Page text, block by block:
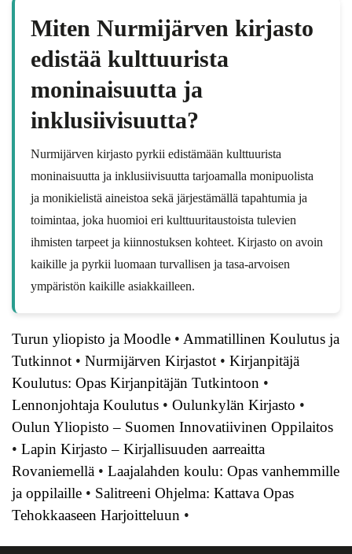
Miten Nurmijärven kirjasto
edistää kulttuurista
moninaisuutta ja
inklusiivisuutta?
Nurmijärven kirjasto pyrkii edistämään kulttuurista
moninaisuutta ja inklusiivisuutta tarjoamalla monipuolista
ja monikielistä aineistoa sekä järjestämällä tapahtumia ja
toimintaa, joka huomioi eri kulttuuritaustoista tulevien
ihmisten tarpeet ja kiinnostuksen kohteet. Kirjasto on avoin
kaikille ja pyrkii luomaan turvallisen ja tasa-arvoisen
ympäristön kaikille asiakkailleen.
Turun yliopisto ja Moodle • Ammatillinen Koulutus ja
Tutkinnot • Nurmijärven Kirjastot • Kirjanpitäjä
Koulutus: Opas Kirjanpitäjän Tutkintoon •
Lennonjohtaja Koulutus • Oulunkylän Kirjasto •
Oulun Yliopisto – Suomen Innovatiivinen Oppilaitos
• Lapin Kirjasto – Kirjallisuuden aarreaitta
Rovaniemellä • Laajalahden koulu: Opas vanhemmille
ja oppilaille • Salitreeni Ohjelma: Kattava Opas
Tehokkaaseen Harjoitteluun •